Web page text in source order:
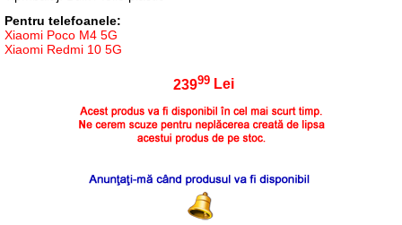
Pentru telefoanele:
Xiaomi Poco M4 5G
Xiaomi Redmi 10 5G
23999Lei